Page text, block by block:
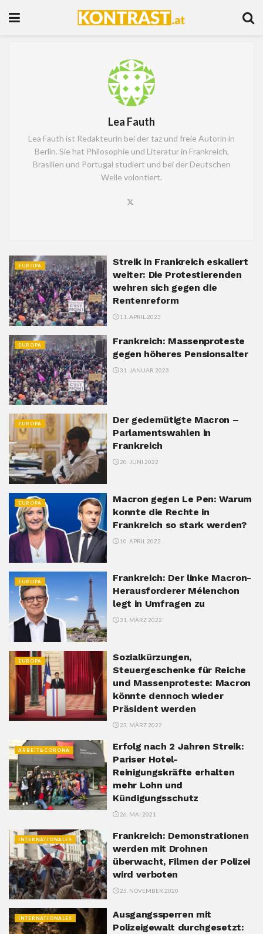
Lea Fauth
Lea Fauth ist Redakteurin bei der taz und freie Autorin in
Berlin. Sie hat Philosophie und Literatur in Frankreich,
Brasilien und Portugal studiert und bei der Deutschen
Welle volontiert.
EUROPA
Streik in Frankreich eskaliert
weiter: Die Protestierenden
wehren sich gegen die
Rentenreform
11. APRIL 2023
EUROPA
Frankreich: Massenproteste
gegen höheres Pensionsalter
31. JANUAR 2023
EUROPA
Der gedemütigte Macron –
Parlamentswahlen in
Frankreich
20. JUNI 2022
EUROPA
Macron gegen Le Pen: Warum
konnte die Rechte in
Frankreich so stark werden?
10. APRIL 2022
EUROPA
Frankreich: Der linke Macron-
Herausforderer Mélenchon
legt in Umfragen zu
31. MÄRZ 2022
EUROPA
Sozialkürzungen,
Steuergeschenke für Reiche
und Massenproteste: Macron
könnte dennoch wieder
Präsident werden
23. MÄRZ 2022
ARBEIT&CORONA
Erfolg nach 2 Jahren Streik:
Pariser Hotel-
Reinigungskräfte erhalten
mehr Lohn und
Kündigungsschutz
26. MAI 2021
INTERNATIONALES
Frankreich: Demonstrationen
werden mit Drohnen
überwacht, Filmen der Polizei
wird verboten
25. NOVEMBER 2020
INTERNATIONALES
Ausgangssperren mit
Polizeigewalt durchgesetzt: